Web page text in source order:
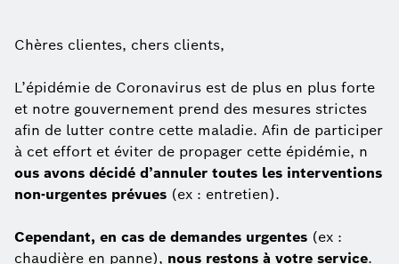
Chères clientes, chers clients,
L’épidémie de Coronavirus est de plus en plus forte
et notre gouvernement prend des mesures strictes
afin de lutter contre cette maladie. Afin de participer
à cet effort et éviter de propager cette épidémie, n
ous avons décidé d’annuler toutes les interventions
non-urgentes prévues (ex : entretien).
Cependant, en cas de demandes urgentes (ex :
chaudière en panne), nous restons à votre service.